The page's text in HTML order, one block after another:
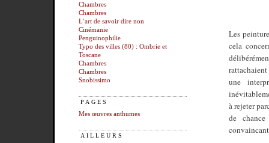
Chambres
Chambres
L’art de savoir dire non
Cinémanie
Penguinophilie
Typo des villes (80) : Ombrie et
Toscane
Chambres
Chambres
Snobissimo
PAGES
Mes œuvres anthumes
AILLEURS
Les
cela
une
à rejeter
de